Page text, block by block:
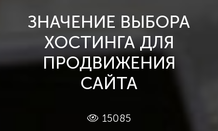
ЗНАЧЕНИЕ ВЫБОРА
ХОСТИНГА ДЛЯ
ПРОДВИЖЕНИЯ
САЙТА
15085